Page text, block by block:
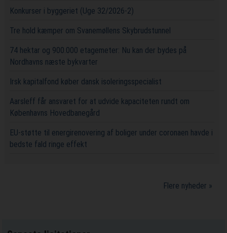
Konkurser i byggeriet (Uge 32/2026-2)
Tre hold kæmper om Svanemøllens Skybrudstunnel
74 hektar og 900.000 etagemeter: Nu kan der bydes på
Nordhavns næste bykvarter
Irsk kapitalfond køber dansk isoleringsspecialist
Aarsleff får ansvaret for at udvide kapaciteten rundt om
Københavns Hovedbanegård
EU-støtte til energirenovering af boliger under coronaen havde i
bedste fald ringe effekt
Flere nyheder »